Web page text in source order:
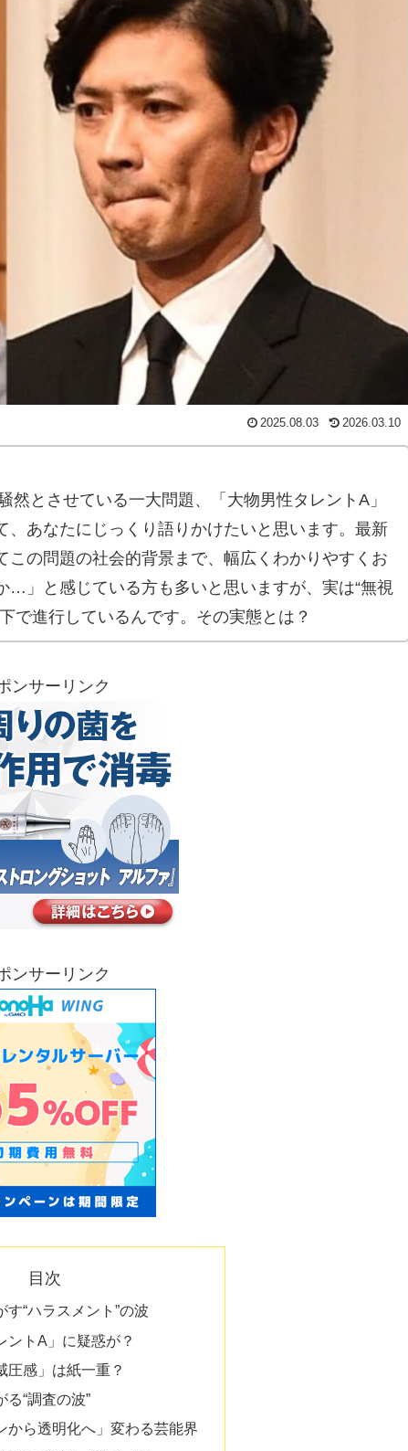
2025.08.03 2026.03.10
然とさせている一大問題、「大物男性タレントA」
、あなたにじっくり語りかけたいと思います。最新
この問題の社会的背景まで、幅広くわかりやすくお
…」と感じている方も多いと思いますが、実は“無視
で進行しているんです。その実態とは？
ンサーリンク
ンサーリンク
目次
す“ハラスメント”の波
ントA」に疑惑が？
圧感」は紙一重？
“調査の波”
から透明化へ」変わる芸能界